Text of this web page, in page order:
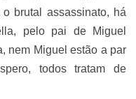
brutal assassinato, há
pelo pai de Miguel
nem Miguel estão a par
todos tratam de